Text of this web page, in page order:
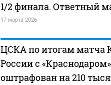
1/2 финала. Ответный
17 марта 2026
ЦСКА по итогам матча
России с «Краснодаром»
оштрафован на 210